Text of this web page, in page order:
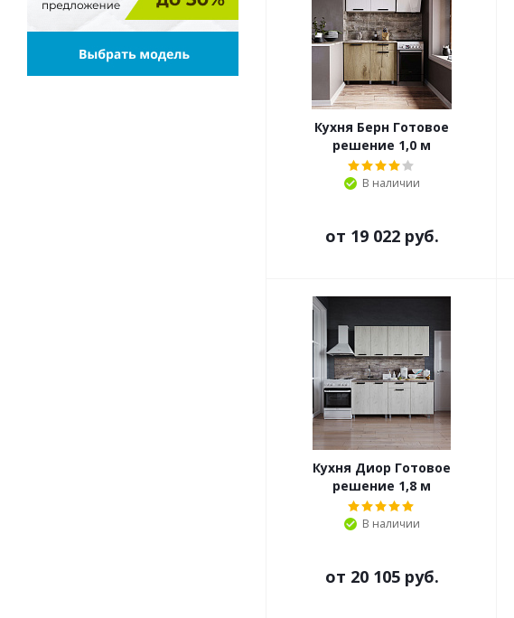
Кухня Берн Готовое
решение 1,0 м
В наличии
от 19 022 руб.
Кухня Диор Готовое
решение 1,8 м
В наличии
от 20 105 руб.